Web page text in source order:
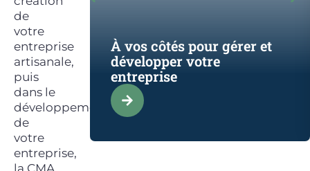
de
votre
entreprise
artisanale,
puis
dans le
développement
de
votre
entreprise,
la CMA
À vos côtés pour gérer et
développer votre
entreprise